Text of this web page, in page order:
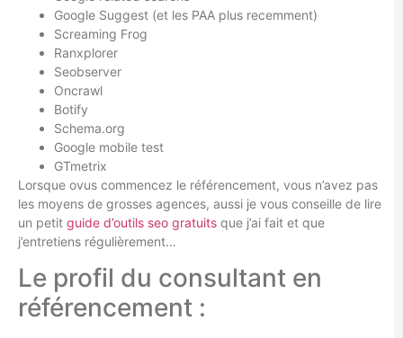
Google Suggest (et les PAA plus recemment)
Screaming Frog
Ranxplorer
Seobserver
Oncrawl
Botify
Schema.org
Google mobile test
GTmetrix
Lorsque ovus commencez le référencement, vous n’avez pas
les moyens de grosses agences, aussi je vous conseille de lire
un petit guide d’outils seo gratuits que j’ai fait et que
j’entretiens régulièrement…
Le profil du consultant en
référencement :